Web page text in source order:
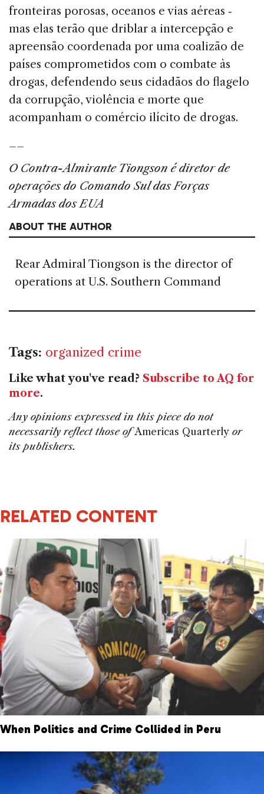
fronteiras porosas, oceanos e vias aéreas ‑
mas elas terão que driblar a intercepção e
apreensão coordenada por uma coalizão de
países comprometidos com o combate às
drogas, defendendo seus cidadãos do flagelo
da corrupção, violência e morte que
acompanham o comércio ilícito de drogas.
O Contra-Almirante Tiongson é diretor de
operações do Comando Sul das Forças
Armadas dos EUA
ABOUT THE AUTHOR
Rear Admiral Tiongson is the director of
operations at U.S. Southern Command
Tags: organized crime
Like what you've read? Subscribe to AQ for
more.
Any opinions expressed in this piece do not
necessarily reflect those ofAmericas Quarterly or
its publishers.
RELATED CONTENT
When Politics and Crime Collided in Peru